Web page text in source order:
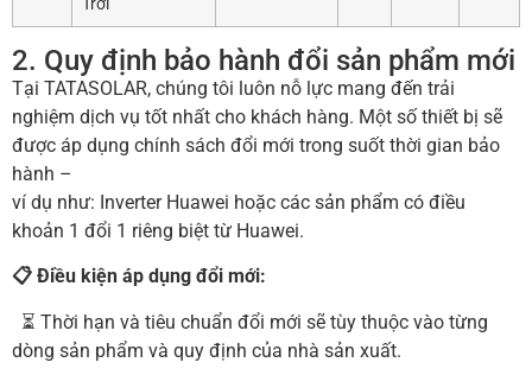
2. Quy định bảo hành đổi sản phẩm mới
Tại TATASOLAR, chúng tôi luôn nỗ lực mang đến trải
nghiệm dịch vụ tốt nhất cho khách hàng. Một số thiết bị sẽ
được áp dụng chính sách đổi mới trong suốt thời gian bảo
hành –
ví dụ như: Inverter Huawei hoặc các sản phẩm có điều
khoản 1 đổi 1 riêng biệt từ Huawei.
📋 Điều kiện áp dụng đổi mới:
⏳ Thời hạn và tiêu chuẩn đổi mới sẽ tùy thuộc vào từng
dòng sản phẩm và quy định của nhà sản xuất.